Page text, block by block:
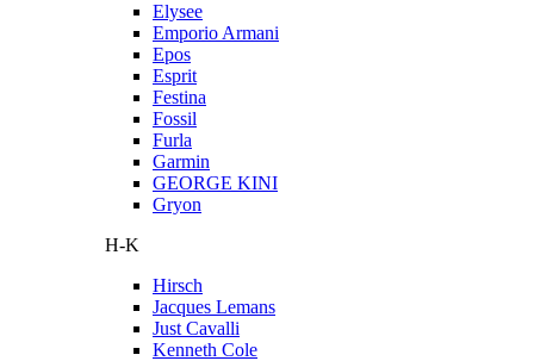
Elysee
Emporio Armani
Epos
Esprit
Festina
Fossil
Furla
Garmin
GEORGE KINI
Gryon
H-K
Hirsch
Jacques Lemans
Just Cavalli
Kenneth Cole